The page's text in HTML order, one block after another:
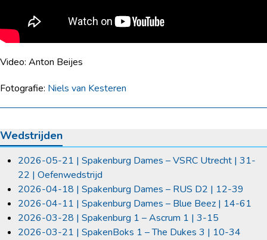
Video: Anton Beijes
Fotografie: Niels van Kesteren
Wedstrijden
2026-05-21 | Spakenburg Dames – VSRC Utrecht | 31-
22 | Oefenwedstrijd
2026-04-18 | Spakenburg Dames – RUS D2 | 12-39
2026-04-11 | Spakenburg Dames – Blue Beez | 14-61
2026-03-28 | Spakenburg 1 – Ascrum 1 | 3-15
2026-03-21 | SpakenBoks 1 – The Dukes 3 | 10-34